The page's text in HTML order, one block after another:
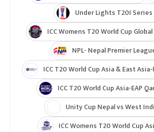
Under Lights T20I
ICC Womens T20 World Cup
NPL- Nepal Premier
ICC T20 World Cup Asia & East
ICC T20 World Cup Asia-EAP
Unity Cup Nepal vs West
ICC Womens T20 World Cup